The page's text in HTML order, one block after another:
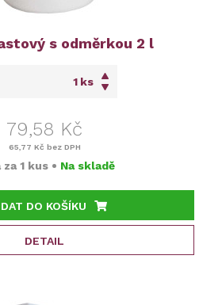
s odměrkou 2 l
ks
79,58 Kč
65,77 Kč bez DPH
za 1 kus • Na skladě
DO KOŠÍKU
DETAIL